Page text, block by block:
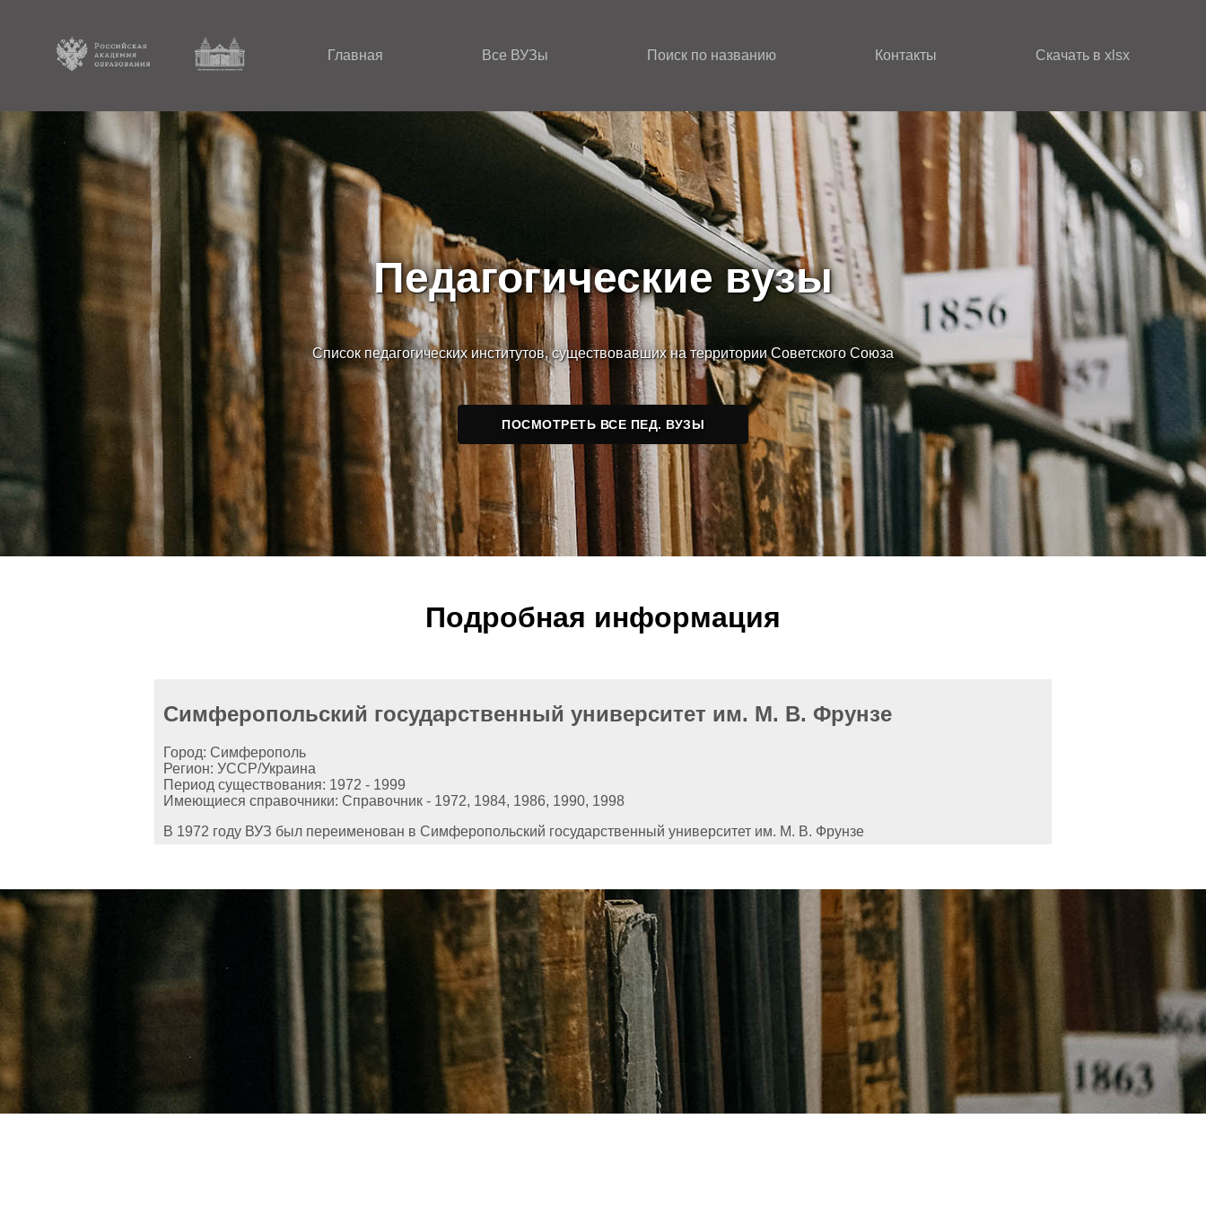
Главная Все ВУЗы Поиск по названию Контакты Скачать в xlsx
Педагогические вузы
Список педагогических институтов, существовавших на территории Советского Союза
ПОСМОТРЕТЬ ВСЕ ПЕД. ВУЗЫ
Подробная информация
Симферопольский государственный университет им. М. В. Фрунзе
Город: Симферополь
Регион: УССР/Украина
Период существования: 1972 - 1999
Имеющиеся справочники: Справочник - 1972, 1984, 1986, 1990, 1998
В 1972 году ВУЗ был переименован в Симферопольский государственный университет им. М. В. Фрунзе